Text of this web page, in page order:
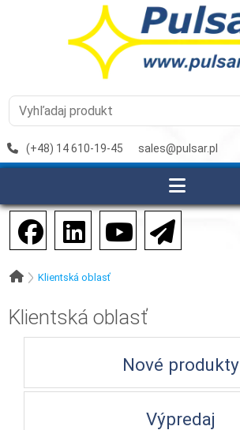
(+48) 14 610-19-45 sales@pulsar.pl
Klientská oblasť
Klientská oblasť
Nové produkty
Výpredaj